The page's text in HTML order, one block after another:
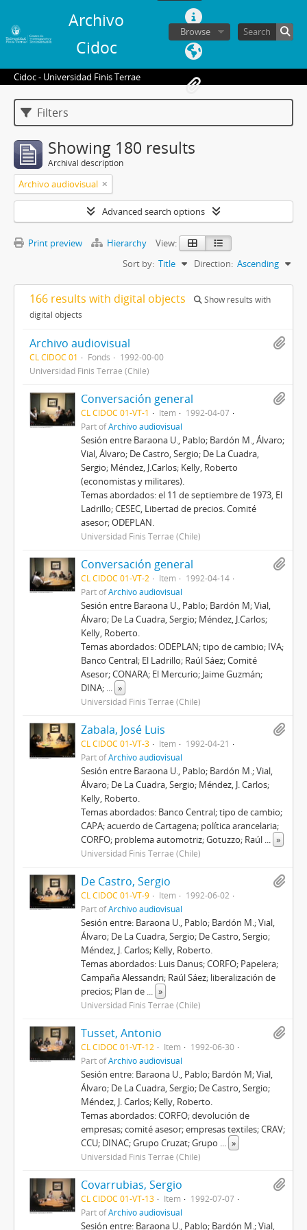
Archivo
Cidoc
Browse
Cidoc - Universidad Finis Terrae
Filters
Showing 180 results
Archival description
Archivo audiovisual
Advanced search options
Print preview Hierarchy
View:
Sort by: Title Direction: Ascending
166 results with digital objects
Show results with
digital objects
Archivo audiovisual
CL CIDOC 01 Fonds
1992-00-00
Universidad Finis Terrae (Chile)
Conversación general
CL CIDOC 01-VT-1 Item
1992-04-07
Part ofArchivo audiovisual
Sesión entre Baraona U., Pablo; Bardón M., Álvaro;
Vial, Álvaro; De Castro, Sergio; De La Cuadra,
Sergio; Méndez, J.Carlos; Kelly, Roberto
(economistas y militares).
Temas abordados: el 11 de septiembre de 1973, El
Ladrillo; CESEC, Libertad de precios. Comité
asesor; ODEPLAN.
Universidad Finis Terrae (Chile)
Conversación general
CL CIDOC 01-VT-2 Item
1992-04-14
Part ofArchivo audiovisual
Sesión entre Baraona U., Pablo; Bardón M; Vial,
Álvaro; De La Cuadra, Sergio; Méndez, J.Carlos;
Kelly, Roberto.
Temas abordados: ODEPLAN; tipo de cambio; IVA;
Banco Central; El Ladrillo; Raúl Sáez; Comité
Asesor; CONARA; El Mercurio; Jaime Guzmán;
DINA; ... »
Universidad Finis Terrae (Chile)
Zabala, José Luis
CL CIDOC 01-VT-3 Item
1992-04-21
Part ofArchivo audiovisual
Sesión entre Baraona U., Pablo; Bardón M.; Vial,
Álvaro; De La Cuadra, Sergio; Méndez, J. Carlos;
Kelly, Roberto.
Temas abordados: Banco Central; tipo de cambio;
CAPA; acuerdo de Cartagena; política arancelaria;
CORFO; problema automotriz; Gotuzzo; Raúl ... »
Universidad Finis Terrae (Chile)
De Castro, Sergio
CL CIDOC 01-VT-9 Item
1992-06-02
Part ofArchivo audiovisual
Sesión entre: Baraona U., Pablo; Bardón M.; Vial,
Álvaro; De La Cuadra, Sergio; De Castro, Sergio;
Méndez, J. Carlos; Kelly, Roberto.
Temas abordados: Luis Danus; CORFO; Papelera;
Campaña Alessandri; Raúl Sáez; liberalización de
precios; Plan de ... »
Universidad Finis Terrae (Chile)
Tusset, Antonio
CL CIDOC 01-VT-12 Item
1992-06-30
Part ofArchivo audiovisual
Sesión entre: Baraona U., Pablo; Bardón M; Vial,
Álvaro; De La Cuadra, Sergio; De Castro, Sergio;
Méndez, J. Carlos; Kelly, Roberto.
Temas abordados: CORFO; devolución de
empresas; comité asesor; empresas textiles; CRAV;
CCU; DINAC; Grupo Cruzat; Grupo ... »
Universidad Finis Terrae (Chile)
Covarrubias, Sergio
CL CIDOC 01-VT-13 Item
1992-07-07
Part ofArchivo audiovisual
Sesión entre: Baraona U., Pablo; Bardón M.; Vial,